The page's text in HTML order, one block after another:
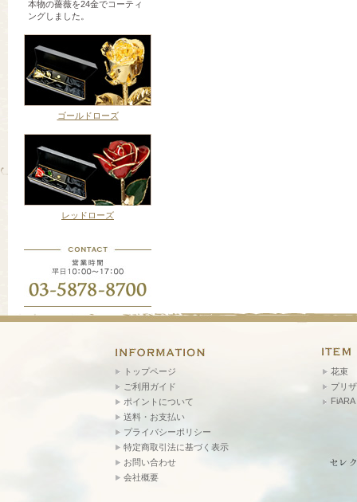
本物の薔薇を24金でコーティ
ングしました。
ゴールドローズ
レッドローズ
トップページ
ご利用ガイド
ポイントについて
送料・お支払い
プライバシーポリシー
特定商取引法に基づく表示
お問い合わせ
会社概要
花束
プリ
FiARA